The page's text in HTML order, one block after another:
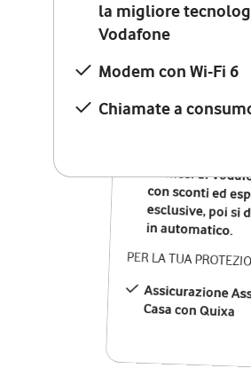
la migliore
Vodafone
Modem con Wi-Fi 6
Chiamate a
Vodafone
Modem Seven
Chiamate
numeri fissi e
nazionali
12 mesi di
con sconti ed
esclusive, poi si
in automatico.
PER LA TUA
Assicurazione
Casa con Quixa